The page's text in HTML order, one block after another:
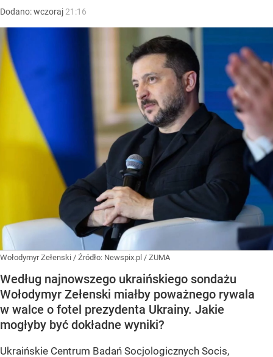
Dodano:wczoraj 21:16
Wołodymyr Zełenski / Źródło: Newspix.pl / ZUMA
Według najnowszego ukraińskiego sondażu
Wołodymyr Zełenski miałby poważnego rywala
w walce o fotel prezydenta Ukrainy. Jakie
mogłyby być dokładne wyniki?
Ukraińskie Centrum Badań Socjologicznych Socis,